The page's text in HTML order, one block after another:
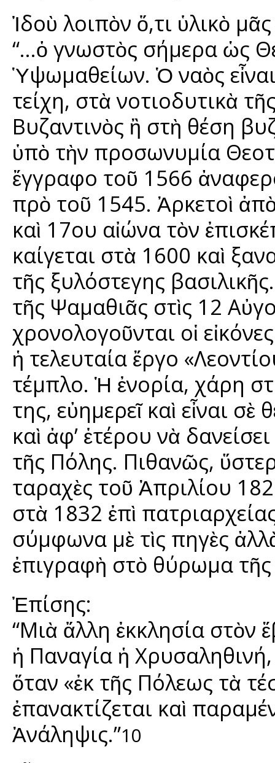
Ἰδοὺ λοιπὸν ὅ,τι ὑλικὸ
“…ὁ γνωστὸς σήμερα ὡς
Ὑψωμαθείων. Ὁ ναὸς
τείχη, στὰ νοτιοδυτικὰ
Βυζαντινὸς ἢ στὴ θέση
ὑπὸ τὴν προσωνυμία
ἔγγραφο τοῦ 1566
πρὸ τοῦ 1545. Ἀρκετοὶ
καὶ 17ου αἰώνα τὸν
καίγεται στὰ 1600 καὶ
τῆς ξυλόστεγης
τῆς Ψαμαθιᾶς στὶς 12
χρονολογοῦνται οἱ
ἡ τελευταία ἔργο
τέμπλο. Ἡ ἐνορία, χάρη
της, εὐημερεῖ καὶ εἶναι
καὶ ἀφ’ ἑτέρου νὰ
τῆς Πόλης. Πιθανῶς,
ταραχὲς τοῦ Ἀπριλίου
στὰ 1832 ἐπὶ
σύμφωνα μὲ τὶς πηγὲς
ἐπιγραφὴ στὸ θύρωμα τῆς
Ἐπίσης:
“Μιὰ ἄλλη ἐκκλησία
ἡ Παναγία ἡ
ὅταν «ἐκ τῆς Πόλεως τὰ
ἐπανακτίζεται καὶ
Ἀνάληψις.”10